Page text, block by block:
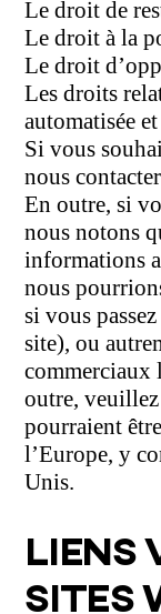
Le droit de
Le droit à la
Le droit
Les droits
automatisée
Si vous
nous
En outre, si
nous notons
informations
nous
si vous
site), ou
commerciaux
outre,
pourraient
l’Europe, y
Unis.
LIENS
SITES